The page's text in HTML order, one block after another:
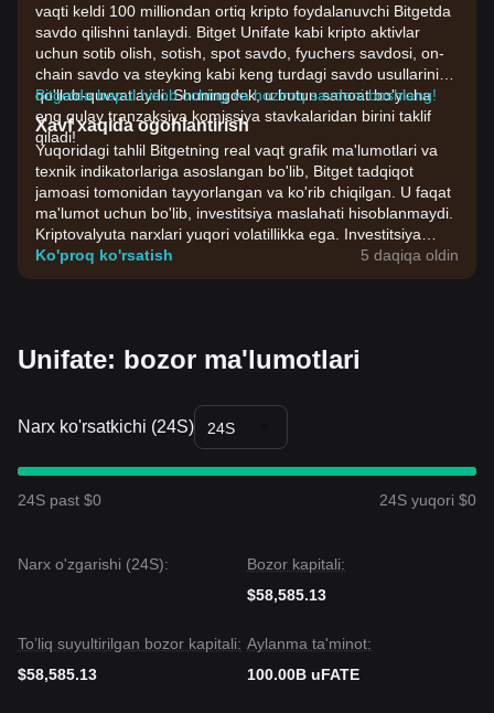
vaqti keldi 100 milliondan ortiq kripto foydalanuvchi Bitgetda
savdo qilishni tanlaydi. Bitget Unifate kabi kripto aktivlar
uchun sotib olish, sotish, spot savdo, fyuchers savdosi, on-
chain savdo va steyking kabi keng turdagi savdo usullarini
qo'llab-quvvatlaydi. Shuningdek, u butun sanoat bo'yicha
eng qulay tranzaksiya komissiya stavkalaridan birini taklif
qiladi!
Bitgetda bepul hisob oching va hoziroq savdoni boshlang!
Xavf xaqida ogohlantirish
Yuqoridagi tahlil Bitgetning real vaqt grafik ma'lumotlari va
texnik indikatorlariga asoslangan bo'lib, Bitget tadqiqot
jamoasi tomonidan tayyorlangan va ko'rib chiqilgan. U faqat
ma'lumot uchun bo'lib, investitsiya maslahati hisoblanmaydi.
Kriptovalyuta narxlari yuqori volatillikka ega. Investitsiya
qarorlarini o'zingizning riskga chidamliligingiz asosida qabul
qiling.
Ko'proq ko'rsatish 5 daqiqa oldin
Unifate: bozor ma'lumotlari
Narx ko'rsatkichi (24S) 24S
24S past $0 24S yuqori $0
Narx o'zgarishi (24S):
Bozor kapitali:
$58,585.13
To’liq suyultirilgan bozor kapitali:
$58,585.13
Aylanma ta'minot:
100.00B uFATE